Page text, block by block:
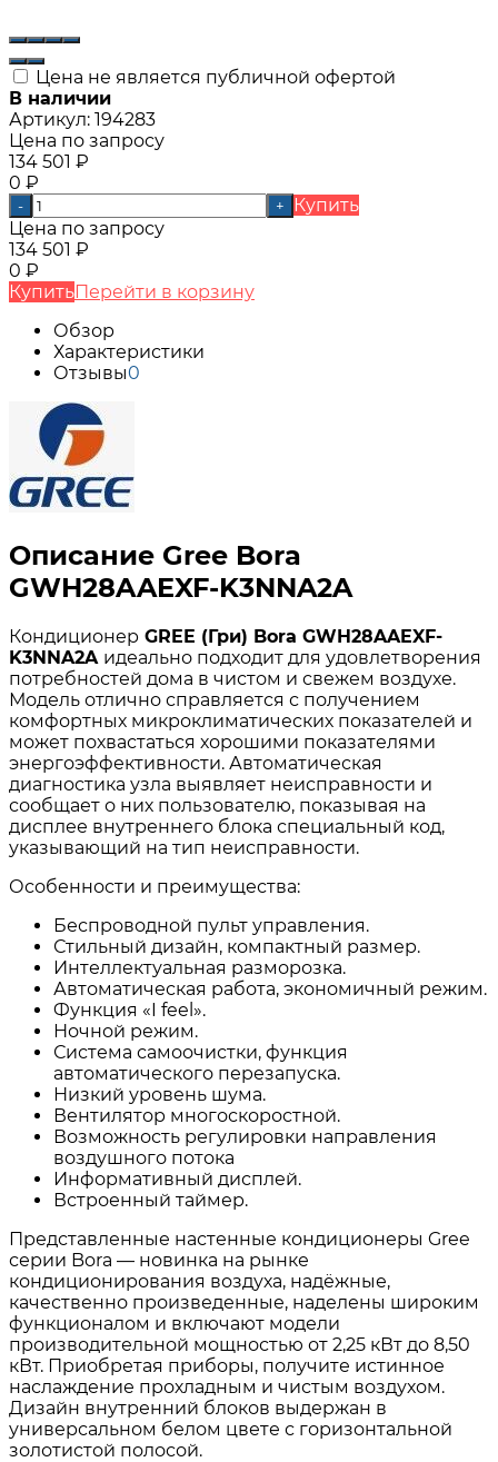
Цена не является публичной офертой
В наличии
Артикул: 194283
Цена по запросу
134 501 ₽
0 ₽
- +
Купить
Цена по запросу
134 501 ₽
0 ₽
КупитьПерейти в корзину
Обзор
Характеристики
Отзывы0
Описание Gree Bora
GWH28AAEXF-K3NNA2A
Кондиционер GREE (Гри) Bora GWH28AAEXF-
K3NNA2A идеально подходит для удовлетворения
потребностей дома в чистом и свежем воздухе.
Модель отлично справляется с получением
комфортных микроклиматических показателей и
может похвастаться хорошими показателями
энергоэффективности. Автоматическая
диагностика узла выявляет неисправности и
сообщает о них пользователю, показывая на
дисплее внутреннего блока специальный код,
указывающий на тип неисправности.
Особенности и преимущества:
Беспроводной пульт управления.
Стильный дизайн, компактный размер.
Интеллектуальная разморозка.
Автоматическая работа, экономичный режим.
Функция «I feel».
Ночной режим.
Система самоочистки, функция
автоматического перезапуска.
Низкий уровень шума.
Вентилятор многоскоростной.
Возможность регулировки направления
воздушного потока
Информативный дисплей.
Встроенный таймер.
Представленные настенные кондиционеры Gree
серии Bora — новинка на рынке
кондиционирования воздуха, надёжные,
качественно произведенные, наделены широким
функционалом и включают модели
производительной мощностью от 2,25 кВт до 8,50
кВт. Приобретая приборы, получите истинное
наслаждение прохладным и чистым воздухом.
Дизайн внутренний блоков выдержан в
универсальном белом цвете с горизонтальной
золотистой полосой.